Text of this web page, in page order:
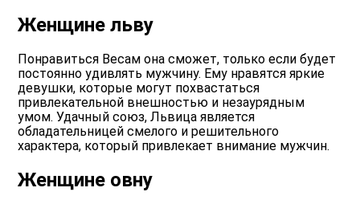
Женщине льву
Понравиться Весам она сможет, только если будет
постоянно удивлять мужчину. Ему нравятся яркие
девушки, которые могут похвастаться
привлекательной внешностью и незаурядным
умом. Удачный союз, Львица является
обладательницей смелого и решительного
характера, который привлекает внимание мужчин.
Женщине овну